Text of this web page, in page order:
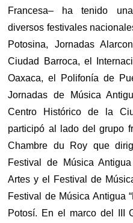
Francesa– ha tenido
diversos festivales
Potosina, Jornadas
Ciudad Barroca, el
Oaxaca, el Polifonía de
Jornadas de Música
Centro Histórico de la
participó al lado del grupo
Chambre du Roy que
Festival de Música
Artes y el Festival de
Festival de Música Antigua
Potosí. En el marco del III